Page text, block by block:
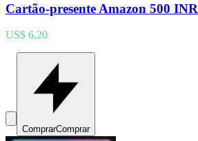
Cartão-presente Amazon 500 INR
US$ 6,20
ComprarComprar